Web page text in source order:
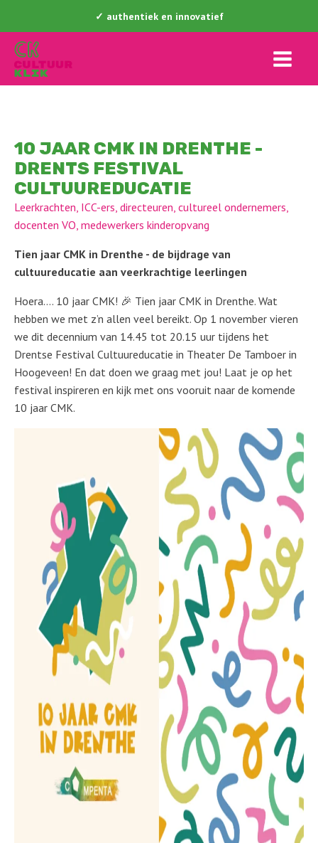
✓ authentiek en innovatief
10 JAAR CMK IN DRENTHE -
DRENTS FESTIVAL
CULTUUREDUCATIE
Leerkrachten, ICC-ers, directeuren, cultureel ondernemers,
docenten VO, medewerkers kinderopvang
Tien jaar CMK in Drenthe - de bijdrage van
cultuureducatie aan veerkrachtige leerlingen
Hoera…. 10 jaar CMK! 🎉 Tien jaar CMK in Drenthe. Wat
hebben we met z’n allen veel bereikt. Op 1 november vieren
we dit decennium van 14.45 tot 20.15 uur tijdens het
Drentse Festival Cultuureducatie in Theater De Tamboer in
Hoogeveen! En dat doen we graag met jou! Laat je op het
festival inspireren en kijk met ons vooruit naar de komende
10 jaar CMK.